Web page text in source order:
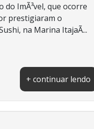
do ImÃ³vel, que ocorre
prestigiaram o
na Marina ItajaÃ­...
+ continuar lendo